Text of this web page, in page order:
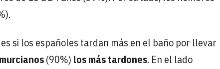
si los españoles tardan más en el baño por llevar
murcianos(90%) los más tardones. En el lado